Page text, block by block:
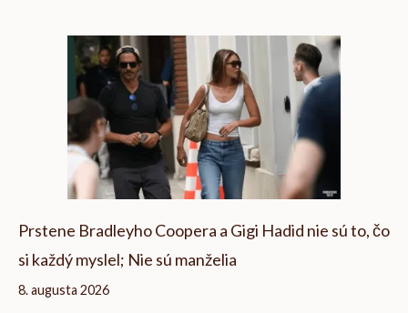
Prstene Bradleyho Coopera a Gigi Hadid nie sú to, čo
si každý myslel; Nie sú manželia
8. augusta 2026